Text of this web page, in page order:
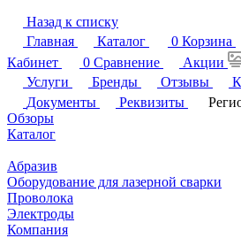
Назад к списку
Главная
Каталог 0 Корзина
Кабинет
0 Сравнение Акции
Услуги
Бренды Отзывы
Документы
Реквизиты
Обзоры
Каталог
Абразив
Оборудование для лазерной сварки
Проволока
Электроды
Компания